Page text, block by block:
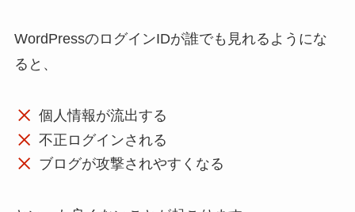
WordPressのログインIDが誰でも見れるようにな
ると、
個人情報が流出する
不正ログインされる
ブログが攻撃されやすくなる